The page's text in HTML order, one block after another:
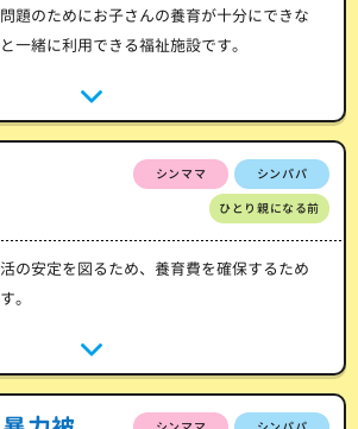
題のためにお子さんの養育が十分にできな
一緒に利用できる福祉施設です。
シンママ シンパパ
ひとり親になる前
の安定を図るため、養育費を確保するため
。